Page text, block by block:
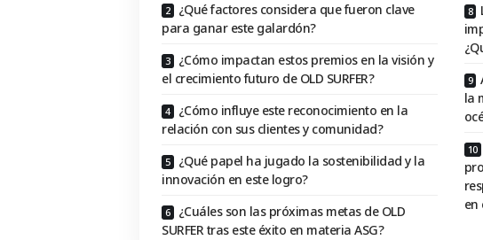
¿Qué factores considera que fueron clave
para ganar este galardón?
¿Cómo impactan estos premios en la visión y
el crecimiento futuro de OLD SURFER?
¿Cómo influye este reconocimiento en la
relación con sus clientes y comunidad?
¿Qué papel ha jugado la sostenibilidad y la
innovación en este logro?
¿Cuáles son las próximas metas de OLD
SURFER tras este éxito en materia ASG?
la
en